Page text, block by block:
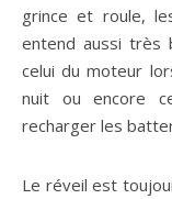
grince et roule,
entend aussi très
celui du moteur
nuit ou encore
recharger les
Le réveil est